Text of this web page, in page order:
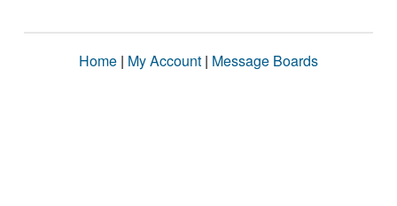
Home | My Account | Message Boards